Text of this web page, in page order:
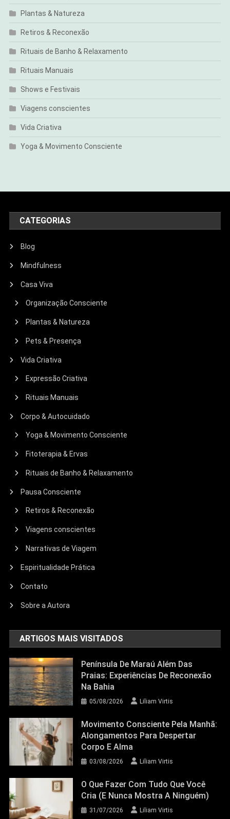
Plantas & Natureza
Retiros & Reconexão
Rituais de Banho & Relaxamento
Rituais Manuais
Shows e Festivais
Viagens conscientes
Vida Criativa
Yoga & Movimento Consciente
CATEGORIAS
Blog
Mindfulness
Casa Viva
Organização Consciente
Plantas & Natureza
Pets & Presença
Vida Criativa
Expressão Criativa
Rituais Manuais
Corpo & Autocuidado
Yoga & Movimento Consciente
Fitoterapia & Ervas
Rituais de Banho & Relaxamento
Pausa Consciente
Retiros & Reconexão
Viagens conscientes
Narrativas de Viagem
Espiritualidade Prática
Contato
Sobre a Autora
ARTIGOS MAIS VISITADOS
Península De Maraú Além Das
Praias: Experiências De Reconexão
Na Bahia
05/08/2026 Liliam Virtis
Movimento Consciente Pela Manhã:
Alongamentos Para Despertar
Corpo E Alma
03/08/2026 Liliam Virtis
O Que Fazer Com Tudo Que Você
Cria (e Nunca Mostra A Ninguém)
31/07/2026 Liliam Virtis